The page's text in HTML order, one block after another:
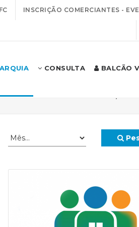
INSCRIÇÃO COMERCIANTES -
CONSULTA BALCÃO